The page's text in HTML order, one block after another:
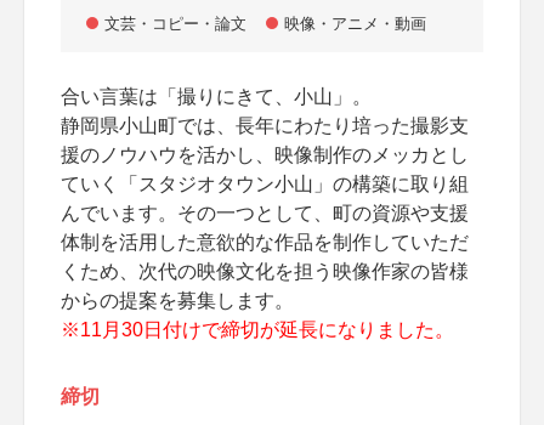
文芸・コピー・論文 映像・アニメ・動画
合い言葉は「撮りにきて、小山」。
静岡県小山町では、長年にわたり培った撮影支
援のノウハウを活かし、映像制作のメッカとし
ていく「スタジオタウン小山」の構築に取り組
んでいます。その一つとして、町の資源や支援
体制を活用した意欲的な作品を制作していただ
くため、次代の映像文化を担う映像作家の皆様
からの提案を募集します。
※11月30日付けで締切が延長になりました。
締切